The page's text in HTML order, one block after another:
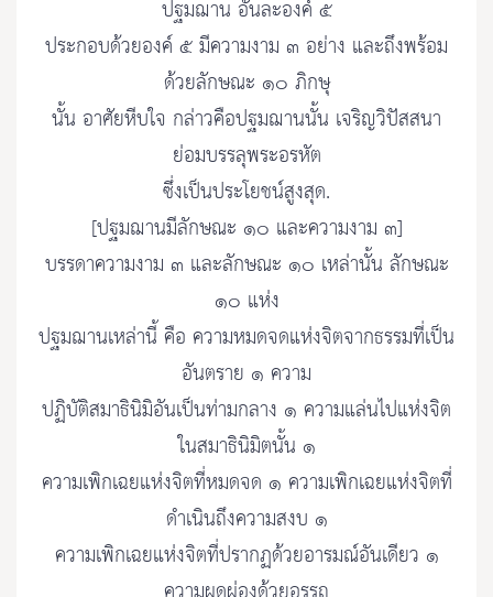
ปฐมฌาน อันละองค์ ๕
ประกอบด้วยองค์ ๕ มีความงาม ๓ อย่าง และถึงพร้อม
ด้วยลักษณะ ๑๐ ภิกษุ
นั้น อาศัยหีบใจ กล่าวคือปฐมฌานนั้น เจริญวิปัสสนา
ย่อมบรรลุพระอรหัต
ซึ่งเป็นประโยชน์สูงสุด.
[ปฐมฌานมีลักษณะ ๑๐ และความงาม ๓]
บรรดาความงาม ๓ และลักษณะ ๑๐ เหล่านั้น ลักษณะ
๑๐ แห่ง
ปฐมฌานเหล่านี้ คือ ความหมดจดแห่งจิตจากธรรมที่เป็น
อันตราย ๑ ความ
ปฏิบัติสมาธินิมิอันเป็นท่ามกลาง ๑ ความแล่นไปแห่งจิต
ในสมาธินิมิตนั้น ๑
ความเพิกเฉยแห่งจิตที่หมดจด ๑ ความเพิกเฉยแห่งจิตที่
ดำเนินถึงความสงบ ๑
ความเพิกเฉยแห่งจิตที่ปรากฏด้วยอารมณ์อันเดียว ๑